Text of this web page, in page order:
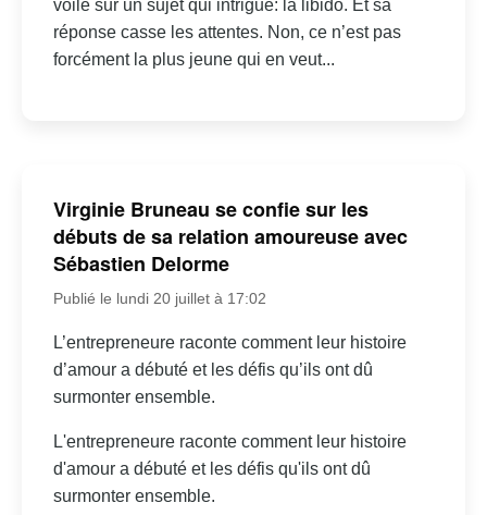
voile sur un sujet qui intrigue: la libido. Et sa
réponse casse les attentes. Non, ce n’est pas
forcément la plus jeune qui en veut...
Virginie Bruneau se confie sur les
débuts de sa relation amoureuse avec
Sébastien Delorme
Publié le lundi 20 juillet à 17:02
L’entrepreneure raconte comment leur histoire
d’amour a débuté et les défis qu’ils ont dû
surmonter ensemble.
L'entrepreneure raconte comment leur histoire
d'amour a débuté et les défis qu'ils ont dû
surmonter ensemble.